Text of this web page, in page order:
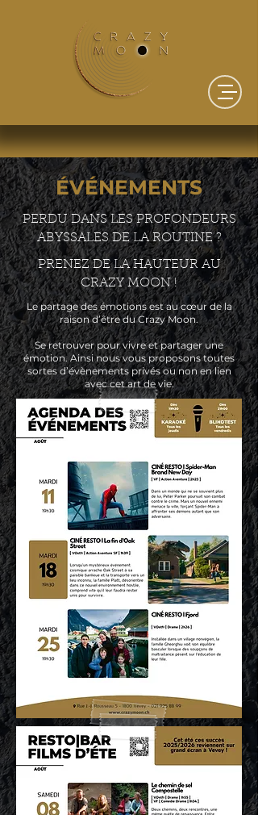
ÉVÉNEMENTS
PERDU DANS LES PROFONDEURS
ABYSSALES DE LA ROUTINE ?
PRENEZ DE LA HAUTEUR AU
CRAZY MOON !
Le partage des émotions est au cœur de la
raison d’être du Crazy Moon.
Se retrouver pour vivre et partager une
émotion. Ainsi nous vous proposons toutes
sortes d’évènements privés ou non en lien
avec cet art de vie.